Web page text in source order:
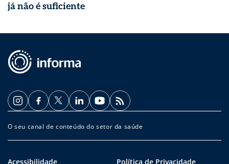
já não é suficiente
O seu canal de conteúdo do setor da saúde
Acessibilidade Política de Privacidade